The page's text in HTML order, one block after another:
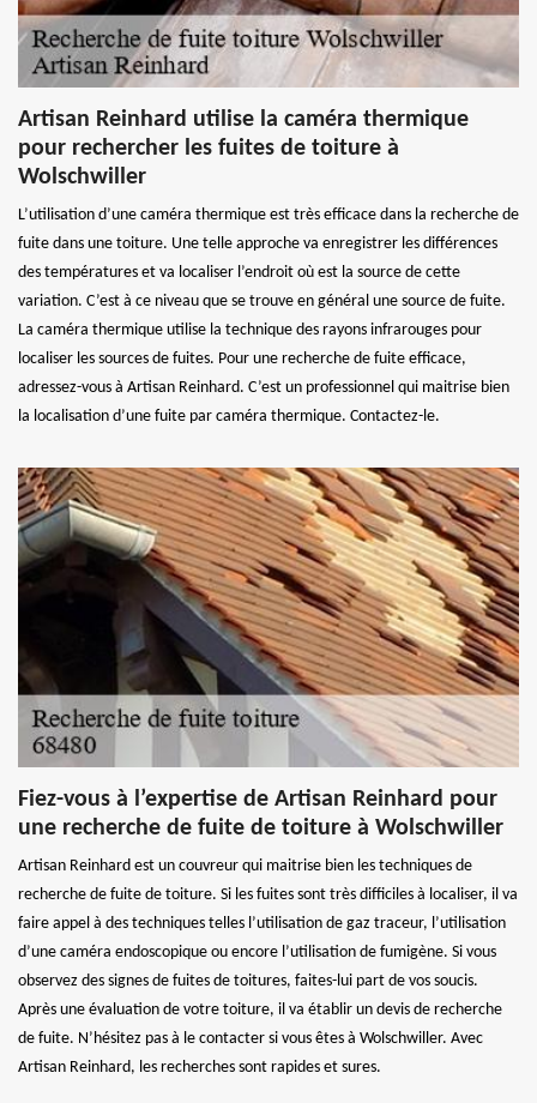
Artisan Reinhard utilise la caméra thermique
pour rechercher les fuites de toiture à
Wolschwiller
L’utilisation d’une caméra thermique est très efficace dans la recherche de
fuite dans une toiture. Une telle approche va enregistrer les différences
des températures et va localiser l’endroit où est la source de cette
variation. C’est à ce niveau que se trouve en général une source de fuite.
La caméra thermique utilise la technique des rayons infrarouges pour
localiser les sources de fuites. Pour une recherche de fuite efficace,
adressez-vous à Artisan Reinhard. C’est un professionnel qui maitrise bien
la localisation d’une fuite par caméra thermique. Contactez-le.
Fiez-vous à l’expertise de Artisan Reinhard pour
une recherche de fuite de toiture à Wolschwiller
Artisan Reinhard est un couvreur qui maitrise bien les techniques de
recherche de fuite de toiture. Si les fuites sont très difficiles à localiser, il va
faire appel à des techniques telles l’utilisation de gaz traceur, l’utilisation
d’une caméra endoscopique ou encore l’utilisation de fumigène. Si vous
observez des signes de fuites de toitures, faites-lui part de vos soucis.
Après une évaluation de votre toiture, il va établir un devis de recherche
de fuite. N’hésitez pas à le contacter si vous êtes à Wolschwiller. Avec
Artisan Reinhard, les recherches sont rapides et sures.